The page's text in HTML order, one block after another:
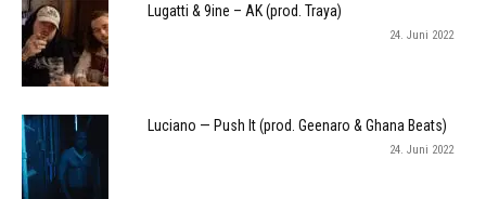
Lugatti & 9ine – AK (prod. Traya)
24. Juni 2022
Luciano — Push It (prod. Geenaro & Ghana Beats)
24. Juni 2022